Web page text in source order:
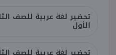
تحضير لغة عربية للصف
الأول